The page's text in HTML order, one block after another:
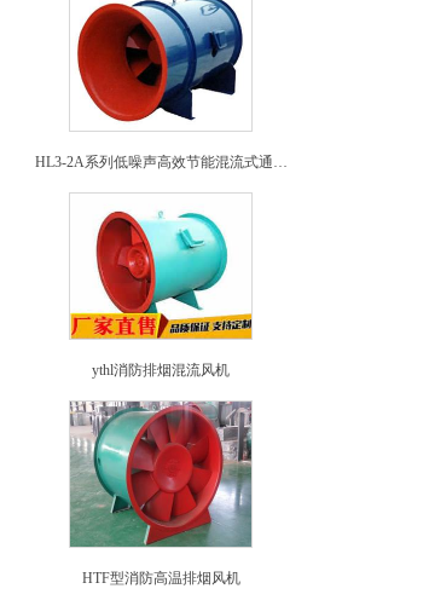
HL3-2A系列低噪声高效节能混流式通风机
ythl消防排烟混流风机
HTF型消防高温排烟风机